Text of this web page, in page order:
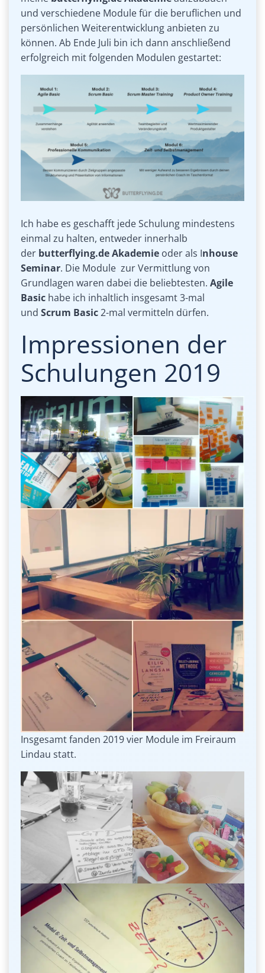
und verschiedene Module für die beruflichen und
persönlichen Weiterentwicklung anbieten zu
können. Ab Ende Juli bin ich dann anschließend
erfolgreich mit folgenden Modulen gestartet:
Ich habe es geschafft jede Schulung mindestens
einmal zu halten, entweder innerhalb
der butterflying.de Akademie oder als Inhouse
Seminar. Die Module zur Vermittlung von
Grundlagen waren dabei die beliebtesten. Agile
Basic habe ich inhaltlich insgesamt 3-mal
und Scrum Basic2-mal vermitteln dürfen.
Impressionen der
Schulungen 2019
Insgesamt fanden 2019 vier Module im Freiraum
Lindau statt.